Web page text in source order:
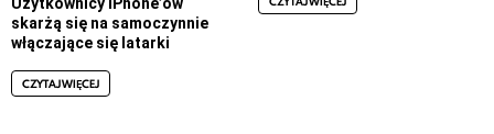
skarżą się na samoczynnie
włączające się latarki
CZYTAJ WIĘCEJ